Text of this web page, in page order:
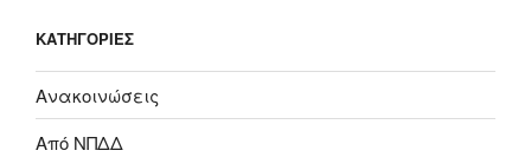
KΑΤΗΓΟΡΊΕΣ
Ανακοινώσεις
Από ΝΠΔΔ